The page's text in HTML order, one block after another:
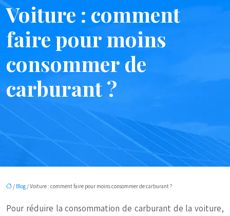
Voiture : comment
faire pour moins
consommer de
carburant ?
/ Blog / Voiture : comment faire pour moins consommer de carburant ?
Pour réduire la consommation de carburant de la voiture,